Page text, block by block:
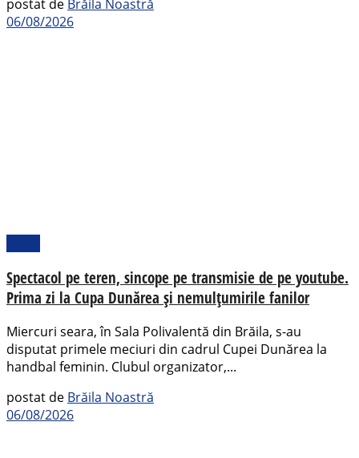
postat de Brăila Noastră
06/08/2026
Spectacol pe teren, sincope pe transmisie de pe youtube.
Prima zi la Cupa Dunărea și nemulțumirile fanilor
Miercuri seara, în Sala Polivalentă din Brăila, s-au
disputat primele meciuri din cadrul Cupei Dunărea la
handbal feminin. Clubul organizator,...
postat de Brăila Noastră
06/08/2026